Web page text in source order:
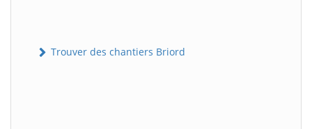
Trouver des chantiers Briord